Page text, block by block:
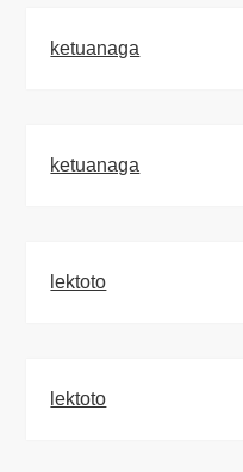
ketuanaga
ketuanaga
lektoto
lektoto